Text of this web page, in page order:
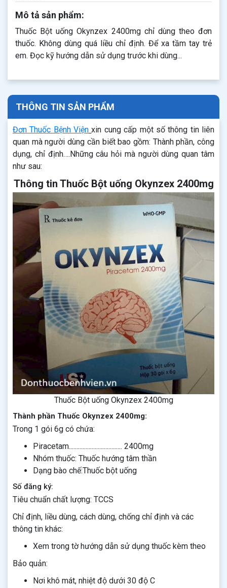
Mô tả sản phẩm:
Thuốc Bột uống Okynzex 2400mg​​​​​​​ chỉ dùng theo đơn
thuốc. Không dùng quá liều chỉ định. Để xa tầm tay trẻ
em. Đọc kỹ hướng dẫn sử dụng trước khi dùng...
THÔNG TIN SẢN PHẨM
Đơn Thuốc Bệnh Viện xin cung cấp một số thông tin liên
quan mà người dùng cần biết bao gồm: Thành phần, công
dụng, chỉ định….Những câu hỏi mà người dùng quan tâm
như sau:
Thông tin Thuốc Bột uống Okynzex 2400mg
Thuốc Bột uống Okynzex 2400mg
Thành phần Thuốc Okynzex 2400mg:
Trong 1 gói 6g có chứa:
Piracetam................................... 2400mg
Nhóm thuốc: Thuốc hướng tâm thần
Dạng bào chế:Thuốc bột uống
Số đăng ký:
Tiêu chuẩn chất lượng: TCCS
Chỉ định, liều dùng, cách dùng, chống chỉ định và các
thông tin khác:
Xem trong tờ hướng dẫn sử dụng thuốc kèm theo
Bảo quản:
Nơi khô mát, nhiệt độ dưới 30 độ C